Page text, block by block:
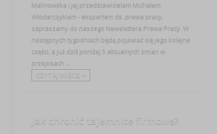
Malinowska i jej przedstawicielem Michałem
Włodarczykiem - ekspertem ds. prawa pracy,
zapraszamy do naszego Newslettera Prawa Pracy. W
następnych tygodniach będą pojawiać się jego kolejne
części, a już dziś poniżej 5 aktualnych zmian w
przepisach ...
CZYTAJ WIĘCEJ +
Jak chronić tajemnice firmowe?